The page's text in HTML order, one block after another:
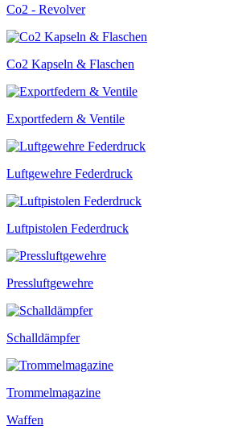
Co2 - Revolver
Co2 Kapseln & Flaschen
Exportfedern & Ventile
Luftgewehre Federdruck
Luftpistolen Federdruck
Pressluftgewehre
Schalldämpfer
Trommelmagazine
Waffen